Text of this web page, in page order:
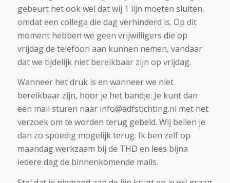
gebeurt het ook wel dat wij 1 lijn moeten sluiten,
omdat een collega die dag verhinderd is. Op dit
moment hebben we geen vrijwilligers die op
vrijdag de telefoon aan kunnen nemen, vandaar
dat we tijdelijk niet bereikbaar zijn op vrijdag.
Wanneer het druk is en wanneer we niet
bereikbaar zijn, hoor je het bandje. Je kunt dan
een mail sturen naar info@adfstichting.nl met het
verzoek om te worden terug gebeld. Wij bellen je
dan zo spoedig mogelijk terug. Ik ben zelf op
maandag werkzaam bij de THD en lees bijna
iedere dag de binnenkomende mails.